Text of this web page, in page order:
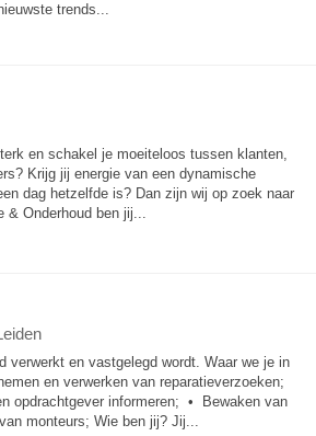
trends...
en schakel je moeiteloos tussen klanten,
Krijg jij energie van een dynamische
dag hetzelfde is? Dan zijn wij op zoek naar
& Onderhoud ben jij...
verwerkt en vastgelegd wordt. Waar we je in
en verwerken van reparatieverzoeken;
opdrachtgever informeren; • Bewaken van
monteurs; Wie ben jij? Jij...